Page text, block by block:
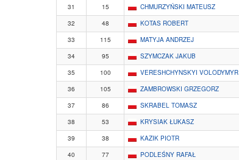
31
15 CHMURZYŃSKI MATEUSZ
32
48 KOTAS ROBERT
33
115 MATYJA ANDRZEJ
34
95 SZYMCZAK JAKUB
35
100 VERESHCHYNSKYI VOLODYMYR
36
105 ZAMBROWSKI GRZEGORZ
37
86 SKRABEL TOMASZ
38
53 KRYSIAK ŁUKASZ
39
38 KAZIK PIOTR
40
77 PODLEŚNY RAFAŁ